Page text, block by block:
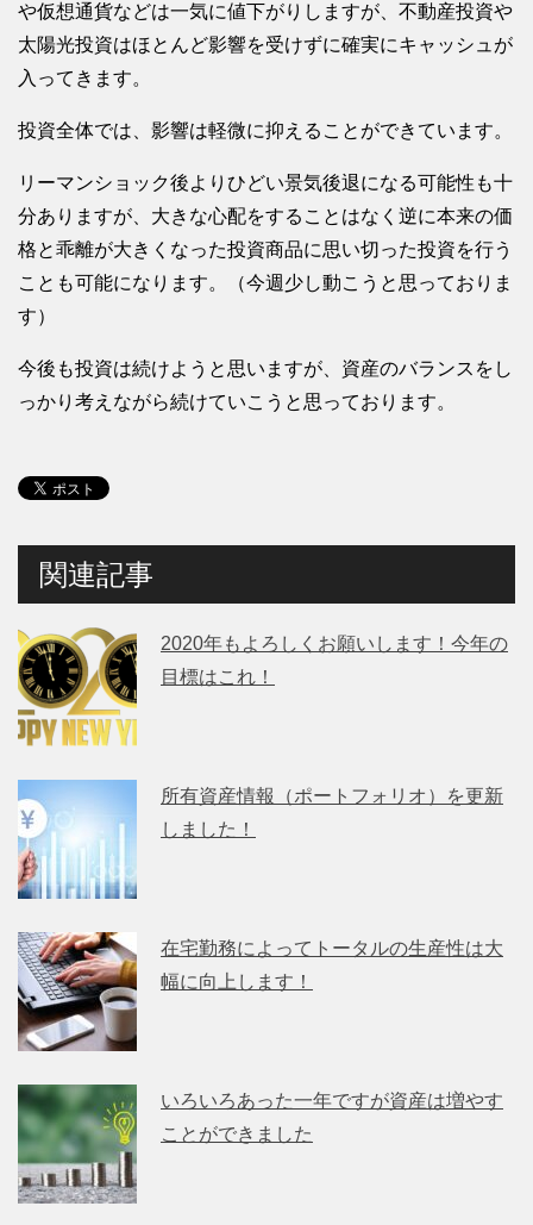
や仮想通貨などは一気に値下がりしますが、不動産投資や
太陽光投資はほとんど影響を受けずに確実にキャッシュが
入ってきます。
投資全体では、影響は軽微に抑えることができています。
リーマンショック後よりひどい景気後退になる可能性も十
分ありますが、大きな心配をすることはなく逆に本来の価
格と乖離が大きくなった投資商品に思い切った投資を行う
ことも可能になります。（今週少し動こうと思っておりま
す）
今後も投資は続けようと思いますが、資産のバランスをし
っかり考えながら続けていこうと思っております。
関連記事
2020年もよろしくお願いします！今年の
目標はこれ！
所有資産情報（ポートフォリオ）を更新
しました！
在宅勤務によってトータルの生産性は大
幅に向上します！
いろいろあった一年ですが資産は増やす
ことができました